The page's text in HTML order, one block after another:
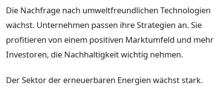
Die Nachfrage nach umweltfreundlichen Technologien
wächst. Unternehmen passen ihre Strategien an. Sie
profitieren von einem positiven Marktumfeld und mehr
Investoren, die Nachhaltigkeit wichtig nehmen.
Der Sektor der erneuerbaren Energien wächst stark.